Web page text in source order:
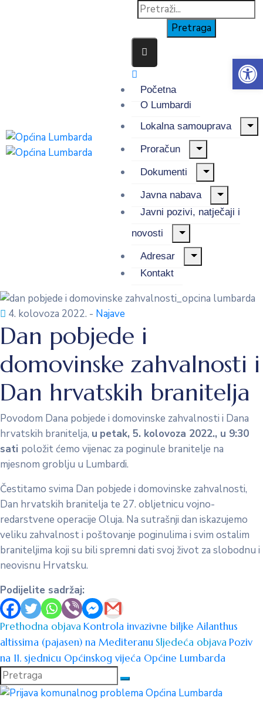
Početna
O Lumbardi
Lokalna samouprava
Proračun
Dokumenti
Javna nabava
Javni pozivi, natječaji i
novosti
Adresar
Kontakt
4. kolovoza 2022. - Najave
Dan pobjede i
domovinske zahvalnosti i
Dan hrvatskih branitelja
Povodom Dana pobjede i domovinske zahvalnosti i Dana
hrvatskih branitelja, u petak, 5. kolovoza 2022., u 9:30
sati položit ćemo vijenac za poginule branitelje na
mjesnom groblju u Lumbardi.
Čestitamo svima Dan pobjede i domovinske zahvalnosti,
Dan hrvatskih branitelja te 27. obljetnicu vojno-
redarstvene operacije Oluja. Na sutrašnji dan iskazujemo
veliku zahvalnost i poštovanje poginulima i svim ostalim
braniteljima koji su bili spremni dati svoj život za slobodnu i
neovisnu Hrvatsku.
Podijelite sadržaj:
Prethodna objavaKontrola invazivne biljke Ailanthus
altissima (pajasen) na MediteranuSljedeća objavaPoziv
na 11. sjednicu Općinskog vijeća Općine Lumbarda